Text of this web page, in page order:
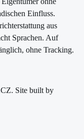
Einfluss.
aus
Sprachen. Auf
ohne Tracking.
Site built by